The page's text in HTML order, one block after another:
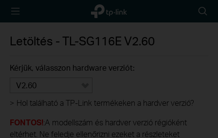
TP-Link,
Reliably
icon
Letöltés -TL-SG116E V2.60
Kérjük, válasszon hardware verziót:
V2.60
> Hol található a TP-Link termékeken a hardver verzió?
FONTOS!:A modellszám és hardver verzió régióként
eltérhet. Ne feledje ellenőrizni ezeket a részleteket